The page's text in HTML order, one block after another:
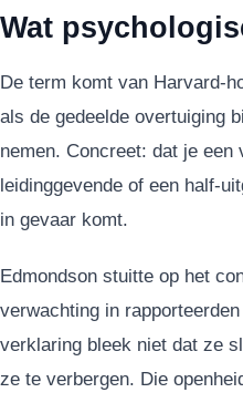
Wat
De term komt van Harvard-
als de gedeelde overtuiging
nemen. Concreet: dat je
leidinggevende of een half-
in gevaar komt.
Edmondson stuitte op het
verwachting in
verklaring bleek niet dat ze
ze te verbergen. Die